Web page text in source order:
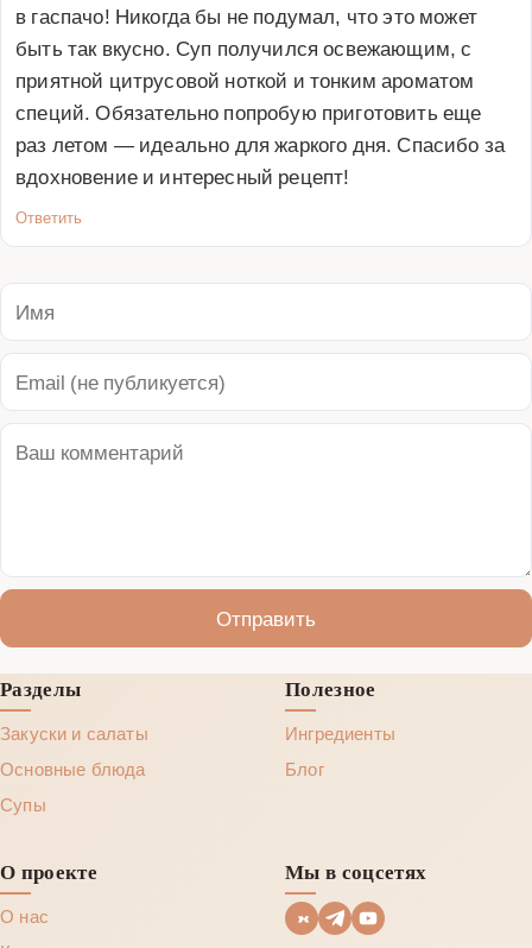
в гаспачо! Никогда бы не подумал, что это может
быть так вкусно. Суп получился освежающим, с
приятной цитрусовой ноткой и тонким ароматом
специй. Обязательно попробую приготовить еще
раз летом — идеально для жаркого дня. Спасибо за
вдохновение и интересный рецепт!
Ответить
Отправить
Разделы
Закуски и салаты
Основные блюда
Супы
Полезное
Ингредиенты
Блог
О проекте
О нас
Мы в соцсетях